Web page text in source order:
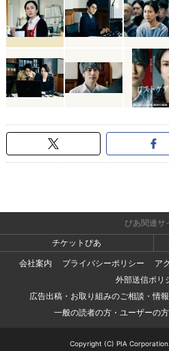
ぴあ関連サ
チケットぴあ
会社案内
プライバシーポリシー
ア
外部送信ポリ
広告出稿・お取り組みのご相談・情
一般の読者の方・ユーザーの
Copyright (C) PIA